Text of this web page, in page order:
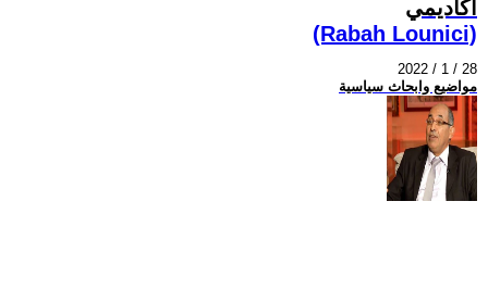
أكاديمي
(Rabah Lounici)
2022 / 1 / 28
مواضيع وابحاث سياسية